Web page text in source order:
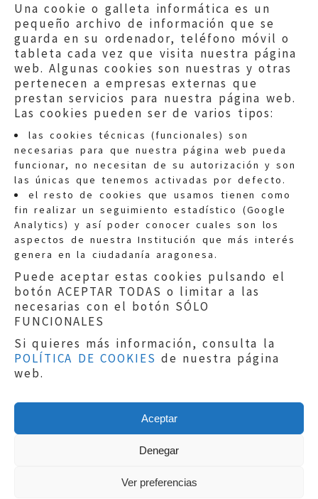
Una cookie o galleta informática es un
pequeño archivo de información que se
guarda en su ordenador, teléfono móvil o
tableta cada vez que visita nuestra página
web. Algunas cookies son nuestras y otras
pertenecen a empresas externas que
prestan servicios para nuestra página web.
Las cookies pueden ser de varios tipos:
las cookies técnicas (funcionales) son
necesarias para que nuestra página web pueda
funcionar, no necesitan de su autorización y son
las únicas que tenemos activadas por defecto.
el resto de cookies que usamos tienen como
fin realizar un seguimiento estadístico (Google
Analytics) y así poder conocer cuales son los
aspectos de nuestra Institución que más interés
genera en la ciudadanía aragonesa.
Puede aceptar estas cookies pulsando el
botón ACEPTAR TODAS o limitar a las
necesarias con el botón SÓLO
FUNCIONALES
Si quieres más información, consulta la
POLÍTICA DE COOKIES de nuestra página
web.
Aceptar
Denegar
Ver preferencias
Quejas:quejas@eljusticiadearagon.es
Información general:
informacion@eljusticiadearagon.es
Teléfonos:900 210 210/
Aviso legal|Política de privacidad|
Protección de Datos
Política de cookies
Copyright © 2019El Justicia de Aragón|
Sephor Consulting